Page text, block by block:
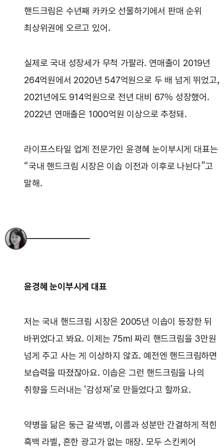
핸드크림은 수년째 카카오 선물하기에서 판매 순위
최상위권에 오르고 있어.
실제로 국내 성장세가 무척 가팔라. 연매출이 2019년
264억원에서 2020년 547억원으로 두 배 넘게 뛰었고,
2021년에도 914억원으로 전년 대비 67% 성장했어.
2022년 연매출은 1000억원 이상으로 추정돼.
라이프스타일 업계 전문가인 윤경혜 눈이부시게 대표는
“국내 핸드크림 시장은 이솝 이전과 이후로 나뉜다”고
말해.
윤경혜 눈이부시게 대표
저는 국내 핸드크림 시장은 2005년 이솝이 등장한 뒤
바뀌었다고 봐요. 이제는 75ml 짜리 핸드크림을 3만원
넘게 주고 사는 게 이상하지 않죠. 예전엔 핸드크림하면
보습력을 따졌잖아요. 이솝은 그런 핸드크림을 나의
취향을 드러내는 ‘감성재’로 만들었다고 할까요.
약병을 닮은 둥근 갈색병, 이름과 성분만 간결하게 적힌
흑백 라벨, 흔한 광고가 없는 매장. 모두 스킨케어